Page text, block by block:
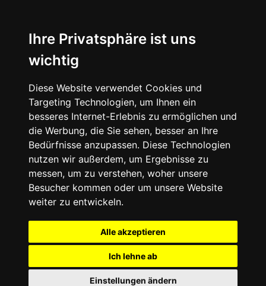
Ihre Privatsphäre ist uns
wichtig
Diese Website verwendet Cookies und
Targeting Technologien, um Ihnen ein
besseres Internet-Erlebnis zu ermöglichen und
die Werbung, die Sie sehen, besser an Ihre
Bedürfnisse anzupassen. Diese Technologien
nutzen wir außerdem, um Ergebnisse zu
messen, um zu verstehen, woher unsere
Besucher kommen oder um unsere Website
weiter zu entwickeln.
Alle akzeptieren
Ich lehne ab
Einstellungen ändern